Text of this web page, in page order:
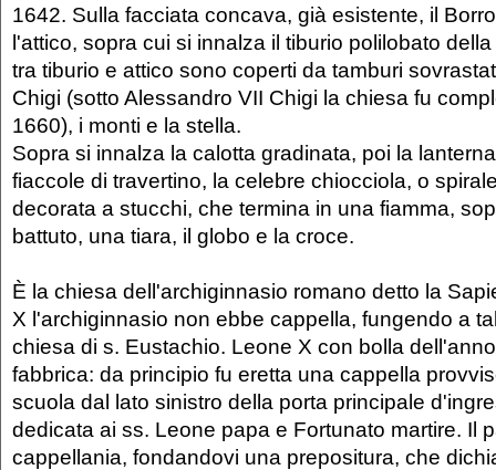
1642. Sulla facciata concava, già esistente, il
l'attico, sopra cui si innalza il tiburio polilobato
tra tiburio e attico sono coperti da tamburi
Chigi (sotto Alessandro VII Chigi la chiesa fu
1660), i monti e la stella.
Sopra si innalza la calotta gradinata, poi la
fiaccole di travertino, la celebre chiocciola, o
decorata a stucchi, che termina in una fiamma,
battuto, una tiara, il globo e la croce.
È la chiesa dell'archiginnasio romano detto la
X l'archiginnasio non ebbe cappella, fungendo a
chiesa di s. Eustachio. Leone X con bolla
fabbrica: da principio fu eretta una cappella
scuola dal lato sinistro della porta principale
dedicata ai ss. Leone papa e Fortunato martire. Il
cappellania, fondandovi una prepositura, che